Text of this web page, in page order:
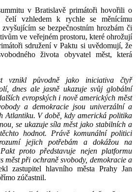
v Bratislavě primátoři hovořili o
čelí vzhledem k rychle se měnícímu
se bezpečnostním hrozbám či
ve veřejném prostoru, které ohrožují
sdružení v Paktu si uvědomují, že
života obyvatel měst, která
vznikl původně jako iniciativa čtyř
dnes ale jasně ukazuje svůj globální
evropských i nově amerických měst
a demokracie jsou univerzální a
Atlantiku. V době, kdy americká politika
se ukazuje síla měst jako stabilních a
hodnot. Právě komunální politici
jejich potřebám a dokážou na
proto představuje nejen platformu
měst při ochraně svobody, demokracie a
zastupitel hlavního města Prahy Jan
zúčastnil.